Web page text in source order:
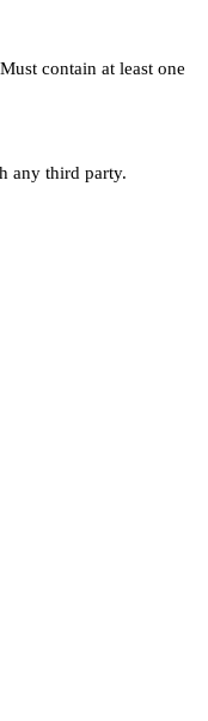
Must contain at least one
any third party.